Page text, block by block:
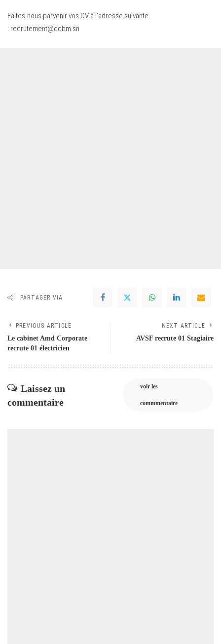
Faites-nous parvenir vos CV à l’adresse suivante
: recrutement@ccbm.sn
PARTAGER VIA
PREVIOUS ARTICLE
Le cabinet Amd Corporate
recrute 01 électricien
NEXT ARTICLE
AVSF recrute 01 Stagiaire
Laissez un
commentaire
voir les
commmentaire